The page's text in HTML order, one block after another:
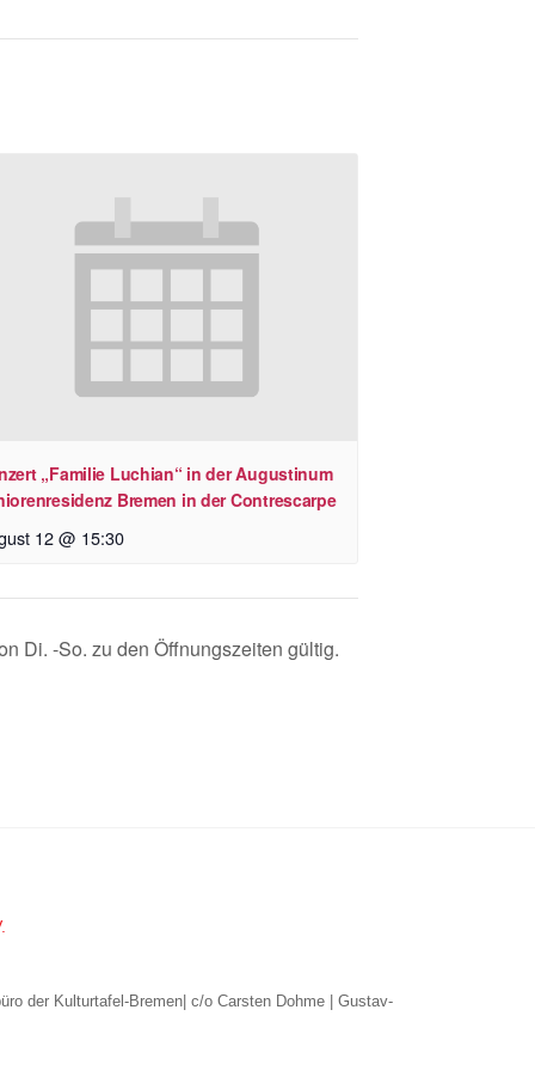
„Familie Luchian“ in der Augustinum
Bremen in der Contrescarpe
12 @ 15:30
Di. -So. zu den Öffnungszeiten gültig.
der Kulturtafel-Bremen| c/o Carsten Dohme | Gustav-